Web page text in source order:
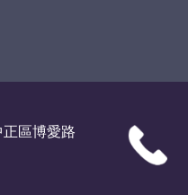
區博愛路